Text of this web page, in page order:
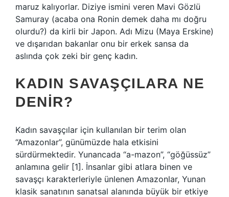
maruz kalıyorlar. Diziye ismini veren Mavi Gözlü
Samuray (acaba ona Ronin demek daha mı doğru
olurdu?) da kirli bir Japon. Adı Mizu (Maya Erskine)
ve dışarıdan bakanlar onu bir erkek sansa da
aslında çok zeki bir genç kadın.
KADIN SAVAŞÇILARA NE
DENIR?
Kadın savaşçılar için kullanılan bir terim olan
“Amazonlar”, günümüzde hala etkisini
sürdürmektedir. Yunancada “a-mazon”, “göğüssüz”
anlamına gelir [1]. İnsanlar gibi atlara binen ve
savaşçı karakterleriyle ünlenen Amazonlar, Yunan
klasik sanatının sanatsal alanında büyük bir etkiye